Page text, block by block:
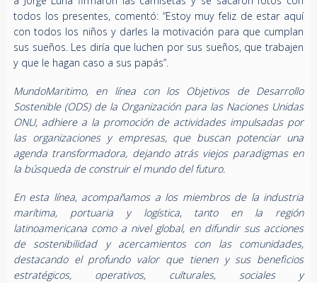
todos los presentes, comentó: “Estoy muy feliz de estar aquí
con todos los niños y darles la motivación para que cumplan
sus sueños. Les diría que luchen por sus sueños, que trabajen
y que le hagan caso a sus papás”.
MundoMaritimo, en línea con los Objetivos de Desarrollo
Sostenible (ODS) de la Organización para las Naciones Unidas
ONU, adhiere a la promoción de actividades impulsadas por
las organizaciones y empresas, que buscan potenciar una
agenda transformadora, dejando atrás viejos paradigmas en
la búsqueda de construir el mundo del futuro.
En esta línea, acompañamos a los miembros de la industria
marítima, portuaria y logística, tanto en la región
latinoamericana como a nivel global, en difundir sus acciones
de sostenibilidad y acercamientos con las comunidades,
destacando el profundo valor que tienen y sus beneficios
estratégicos, operativos, culturales, sociales y